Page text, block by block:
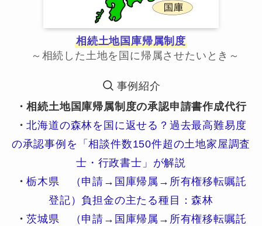
相続土地国庫帰属制度
～相続した土地を国に帰属させたいとき～
事例紹介
・相続土地国庫帰属制度の承認申請書作成代行
・北海道の森林を国に返せる？過去最高難易度
の承認事例を「相談件数150件超の土地家屋調査
士・行政書士」が解説
・栃木県 （申請→国庫帰属→所有権移転嘱託
登記）負担金の主たる種目：森林
・茨城県 （申請→国庫帰属→所有権移転嘱託